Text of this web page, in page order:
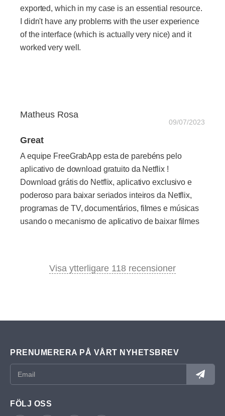
exported, which in my case is an essential resource.
I didn't have any problems with the user experience
of the interface (which is actually very nice) and it
worked very well.
Matheus Rosa
09/07/2023
Great
A equipe FreeGrabApp esta de parebéns pelo
aplicativo de download gratuito da Netflix !
Download grátis do Netflix, aplicativo exclusivo e
poderoso para baixar seriados inteiros da Netflix,
programas de TV, documentários, filmes e músicas
usando o mecanismo de aplicativo de baixar filmes
Visa ytterligare 118 recensioner
PRENUMERERA PÅ VÅRT NYHETSBREV
FÖLJ OSS